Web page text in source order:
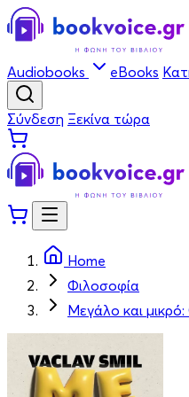
Audiobooks eBooks
Σύνδεση Ξεκίνα τώρα
Home
Φιλοσοφία
Μεγάλο και